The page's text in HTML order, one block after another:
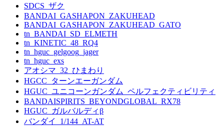
SDCS_ザク
BANDAI_GASHAPON_ZAKUHEAD
BANDAI_GASHAPON_ZAKUHEAD_GATO
tn_BANDAI_SD_ELMETH
tn_KINETIC_48_RQ4
tn_hguc_gelgoog_jager
tn_hguc_exs
アオシマ_32_ひまわり
HGCC_ターンエーガンダム
HGUC_ユニコーンガンダム_ペルフェクティビリティ
BANDAISPIRITS_BEYONDGLOBAL_RX78
HGUC_ガルバルディβ
バンダイ_1/144_AT-AT